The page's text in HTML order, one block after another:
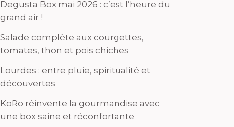
Degusta Box mai 2026 : c’est l’heure du
grand air !
Salade complète aux courgettes,
tomates, thon et pois chiches
Lourdes : entre pluie, spiritualité et
découvertes
KoRo réinvente la gourmandise avec
une box saine et réconfortante